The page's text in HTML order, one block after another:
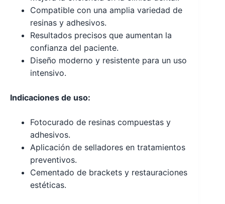
Compatible con una amplia variedad de
resinas y adhesivos.
Resultados precisos que aumentan la
confianza del paciente.
Diseño moderno y resistente para un uso
intensivo.
Indicaciones de uso:
Fotocurado de resinas compuestas y
adhesivos.
Aplicación de selladores en tratamientos
preventivos.
Cementado de brackets y restauraciones
estéticas.